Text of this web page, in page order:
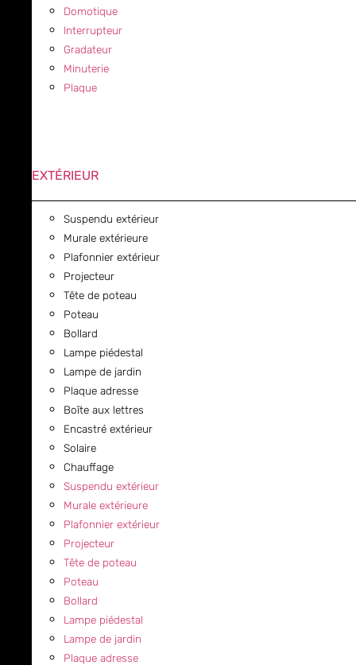
Domotique
Interrupteur
Gradateur
Minuterie
Plaque
EXTÉRIEUR
Suspendu extérieur
Murale extérieure
Plafonnier extérieur
Projecteur
Tête de poteau
Poteau
Bollard
Lampe piédestal
Lampe de jardin
Plaque adresse
Boîte aux lettres
Encastré extérieur
Solaire
Chauffage
Suspendu extérieur
Murale extérieure
Plafonnier extérieur
Projecteur
Tête de poteau
Poteau
Bollard
Lampe piédestal
Lampe de jardin
Plaque adresse